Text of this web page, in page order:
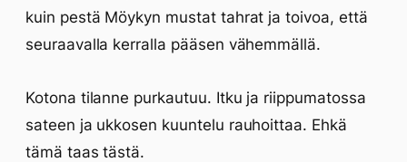
kuin pestä Möykyn mustat tahrat ja toivoa, että
seuraavalla kerralla pääsen vähemmällä.
Kotona tilanne purkautuu. Itku ja riippumatossa
sateen ja ukkosen kuuntelu rauhoittaa. Ehkä
tämä taas tästä.